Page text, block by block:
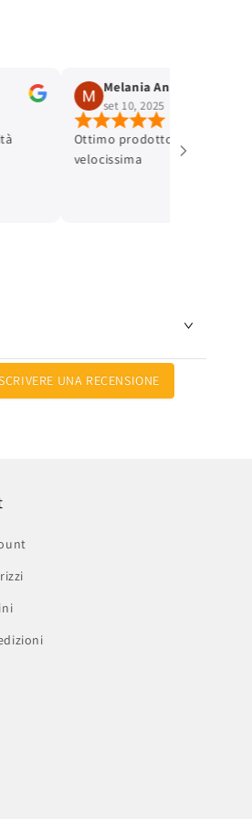
set 10, 2025
Ottimo prodotto e spedizione
velocissima
UNA RECENSIONE